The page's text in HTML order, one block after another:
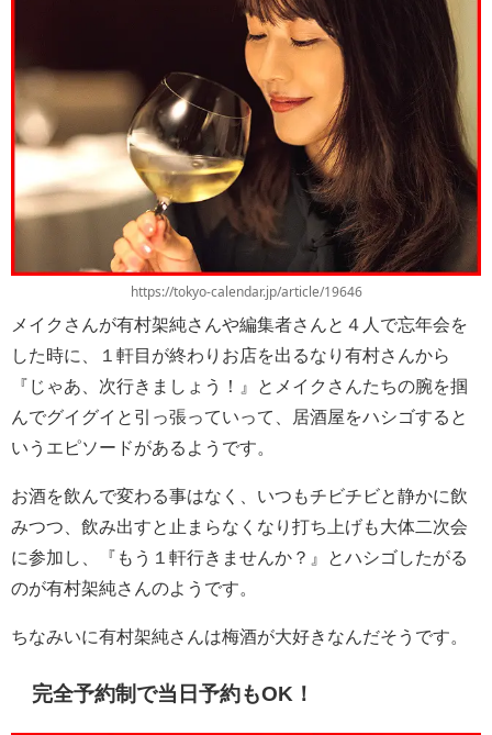
https://tokyo-calendar.jp/article/19646
メイクさんが有村架純さんや編集者さんと４人で忘年会を
した時に、１軒目が終わりお店を出るなり有村さんから
『じゃあ、次行きましょう！』とメイクさんたちの腕を掴
んでグイグイと引っ張っていって、居酒屋をハシゴすると
いうエピソードがあるようです。
お酒を飲んで変わる事はなく、いつもチビチビと静かに飲
みつつ、飲み出すと止まらなくなり打ち上げも大体二次会
に参加し、『もう１軒行きませんか？』とハシゴしたがる
のが有村架純さんのようです。
ちなみいに有村架純さんは梅酒が大好きなんだそうです。
完全予約制で当日予約もOK！